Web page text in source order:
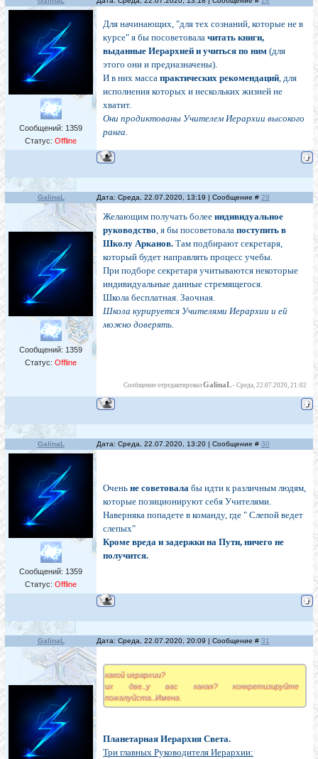
Сообщений: 1359
Статус: Offline
Для начинающих, "для тех сознаний, которые не в
курсе" я бы посоветовала читать книги,
выданные Иерархией и учиться по ним (для
этого они и предназначены).
И в них масса практических рекомендаций, для
исполнения которых и нескольких жизней не
хватит.
Они продиктованы Учителем Иерархии высокого
ранга.
GalinaL Дата: Среда, 22.07.2020, 13:19 | Сообщение # 29
Сообщений: 1359
Статус: Offline
Желающим получать более индивидуальное
руководство, я бы посоветовала поступить в
Школу Арканов. Там подбирают секретаря,
который будет направлять процесс учебы.
При подборе секретаря учитываются некоторые
индивидуальные данные стремящегося.
Школа бесплатная. Заочная.
Школа курируется Учителями Иерархии и ей
можно доверять.
Сообщение отредактировал GalinaL - Среда, 22.07.2020, 21:02
GalinaL Дата: Среда, 22.07.2020, 13:20 | Сообщение # 30
Сообщений: 1359
Статус: Offline
Очень не советовала бы идти к различным людям,
которые позиционируют себя Учителями.
Наверняка попадете в команду, где " Слепой ведет
слепых"
Кроме вреда и задержки на Пути, ничего не
получится.
GalinaL Дата: Среда, 22.07.2020, 20:09 | Сообщение # 31
какой иерархии?
их две..у вас какая? конкретизируйте
пожалуйста..Имена.
Планетарная Иерархия Света.
Три главных Руководителя Иерархии: